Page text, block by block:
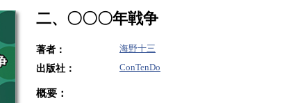
二、〇〇〇年戦争
著者： 海野十三
出版社： ConTenDo
概要：